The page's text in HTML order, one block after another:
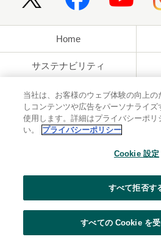
Home
サステナビリティ
ブランド
ニュースルーム
花王のアクセシビリティ 個人
利用者情報の外部送信 ソーシャルメディア
© Kao
当社は、お客様のウェブ体験の向上
しコンテンツや広告をパーソナライ
使用します。詳細はプライバシーポリ
い。
プライバシーポリシー
Cookie 設定
すべて拒否す
すべての Cookie を